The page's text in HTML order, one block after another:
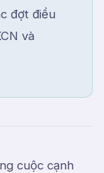
đợt điều
và
cuộc cạnh